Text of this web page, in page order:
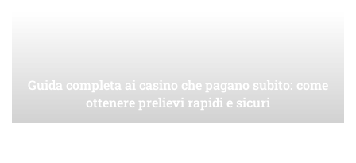
Guida completa ai casino che pagano subito: come
ottenere prelievi rapidi e sicuri